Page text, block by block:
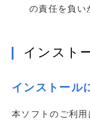
の責任を負い
インスト
インストール
本ソフトのご利